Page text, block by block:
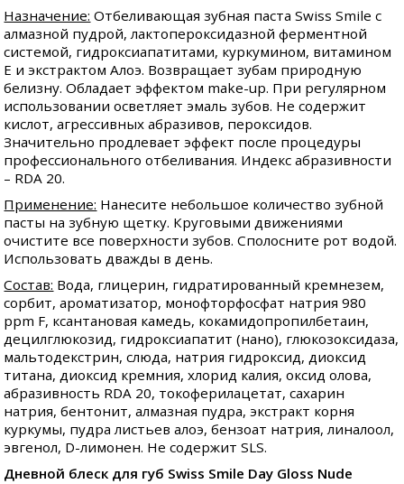
Назначение: Отбеливающая зубная паста Swiss Smile с
алмазной пудрой, лактопероксидазной ферментной
системой, гидроксиапатитами, куркумином, витамином
Е и экстрактом Алоэ. Возвращает зубам природную
белизну. Обладает эффектом make-up. При регулярном
использовании осветляет эмаль зубов. Не содержит
кислот, агрессивных абразивов, пероксидов.
Значительно продлевает эффект после процедуры
профессионального отбеливания. Индекс абразивности
– RDA 20.
Применение: Нанесите небольшое количество зубной
пасты на зубную щетку. Круговыми движениями
очистите все поверхности зубов. Сполосните рот водой.
Использовать дважды в день.
Состав: Вода, глицерин, гидратированный кремнезем,
сорбит, ароматизатор, монофторфосфат натрия 980
ppm F, ксантановая камедь, кокамидопропилбетаин,
децилглюкозид, гидроксиапатит (нано), глюкозоксидаза,
мальтодекстрин, слюда, натрия гидроксид, диоксид
титана, диоксид кремния, хлорид калия, оксид олова,
абразивность RDA 20, токоферилацетат, сахарин
натрия, бентонит, алмазная пудра, экстракт корня
куркумы, пудра листьев алоэ, бензоат натрия, линалоол,
эвгенол, D-лимонен. Не содержит SLS.
Дневной блеск для губ Swiss Smile Day Gloss Nude